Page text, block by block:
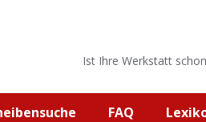
Ist Ihre Werkstatt
FAQ